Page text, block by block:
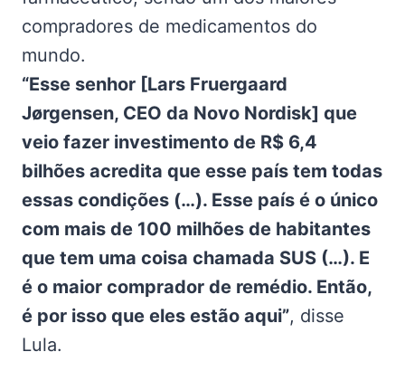
compradores de medicamentos do
mundo.
“Esse senhor [Lars Fruergaard
Jørgensen, CEO da Novo Nordisk] que
veio fazer investimento de R$ 6,4
bilhões acredita que esse país tem todas
essas condições (…). Esse país é o único
com mais de 100 milhões de habitantes
que tem uma coisa chamada SUS (…). E
é o maior comprador de remédio. Então,
é por isso que eles estão aqui”, disse
Lula.